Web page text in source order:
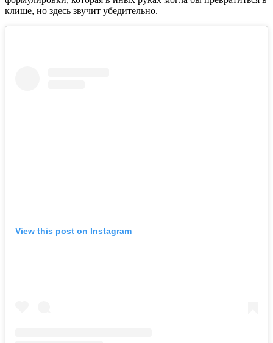
клише, но здесь звучит убедительно.
View this post on Instagram